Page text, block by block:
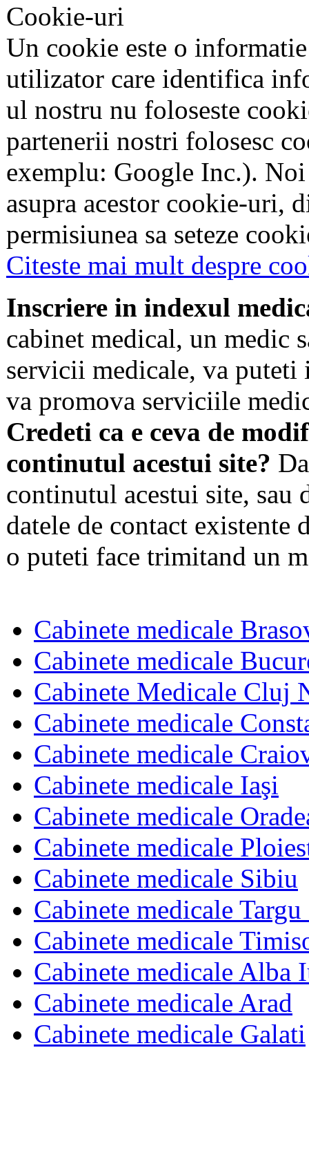
Cookie-uri
Un cookie este o
utilizator care identifica
ul nostru nu foloseste
partenerii nostri folosesc
exemplu: Google Inc.).
asupra acestor cookie-uri,
permisiunea sa seteze
Citeste mai mult despre
Inscriere in indexul
cabinet medical, un medic
servicii medicale, va puteti
va promova serviciile
Credeti ca e ceva de
continutul acestui site?
continutul acestui site, sau
datele de contact existente
o puteti face trimitand un
Cabinete medicale
Cabinete medicale
Cabinete Medicale Cluj
Cabinete medicale
Cabinete medicale
Cabinete medicale Iaşi
Cabinete medicale
Cabinete medicale
Cabinete medicale Sibiu
Cabinete medicale
Cabinete medicale
Cabinete medicale Alba
Cabinete medicale Arad
Cabinete medicale Galati